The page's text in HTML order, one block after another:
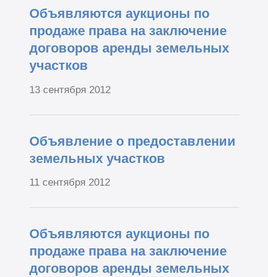
Объявляются аукционы по
продаже права на заключение
договоров аренды земельных
участков
13 сентября 2012
Объявление о предоставлении
земельных участков
11 сентября 2012
Объявляются аукционы по
продаже права на заключение
договоров аренды земельных